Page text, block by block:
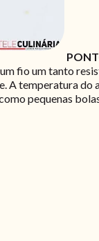
fio um tanto
A temperatura do
pequenas